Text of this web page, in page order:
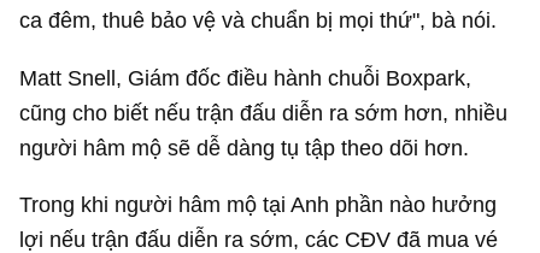
ca đêm, thuê bảo vệ và chuẩn bị mọi thứ", bà nói.
Matt Snell, Giám đốc điều hành chuỗi Boxpark,
cũng cho biết nếu trận đấu diễn ra sớm hơn, nhiều
người hâm mộ sẽ dễ dàng tụ tập theo dõi hơn.
Trong khi người hâm mộ tại Anh phần nào hưởng
lợi nếu trận đấu diễn ra sớm, các CĐV đã mua vé